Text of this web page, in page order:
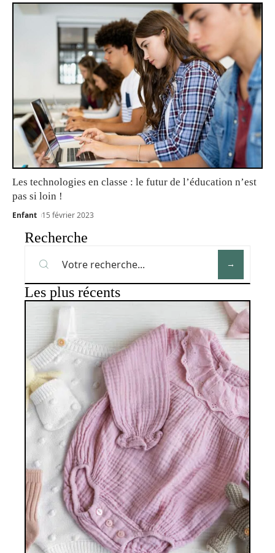
Les technologies en classe : le futur de l’éducation n’est
pas si loin !
Enfant 15 février 2023
Recherche
Les plus récents